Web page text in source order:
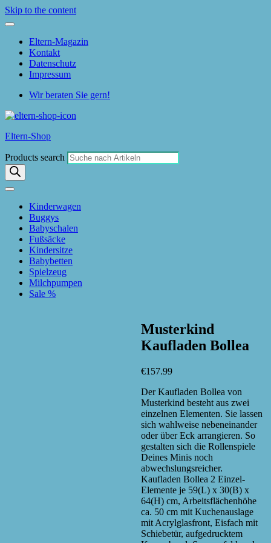
Skip to the content
Eltern-Magazin
Kontakt
Datenschutz
Impressum
Wir beraten Sie gern!
Eltern-Shop
Products search
Kinderwagen
Buggys
Babyschalen
Fußsäcke
Kindersitze
Babybetten
Spielzeug
Milchpumpen
Sale %
Musterkind
Kaufladen Bollea
€157.99
Der Kaufladen Bollea von
Musterkind besteht aus zwei
einzelnen Elementen. Sie lassen
sich wahlweise nebeneinander
oder über Eck arrangieren. So
gestalten sich die Rollenspiele
Deines Minis noch
abwechslungsreicher.
Kaufladen Bollea 2 Einzel-
Elemente je 59(L) x 30(B) x
64(H) cm, Arbeitsflächenhöhe
ca. 50 cm mit Kuchenauslage
mit Acrylglasfront, Eisfach mit
Schiebetür, aufgedrucktem